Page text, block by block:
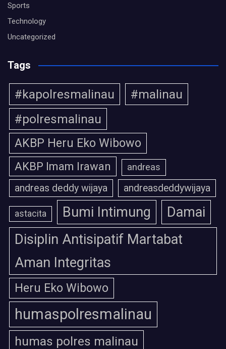
Sports
Technology
Uncategorized
Tags
#kapolresmalinau
#malinau
#polresmalinau
AKBP Heru Eko Wibowo
AKBP Imam Irawan andreas
andreas deddy wijaya andreasdeddywijaya
astacita Bumi Intimung
Damai
Disiplin Antisipatif Martabat
Aman Integritas
Heru Eko Wibowo
humaspolresmalinau
humas polres malinau